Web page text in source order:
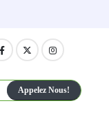
Appelez Nous!